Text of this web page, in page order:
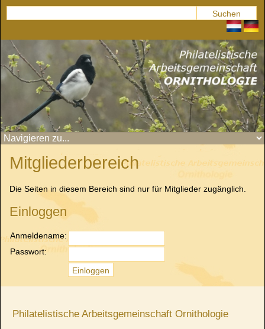
Mitgliederbereich
Die Seiten in diesem Bereich sind nur für Mitglieder zugänglich.
Einloggen
Anmeldename:
Passwort:
Philatelistische Arbeitsgemeinschaft Ornithologie